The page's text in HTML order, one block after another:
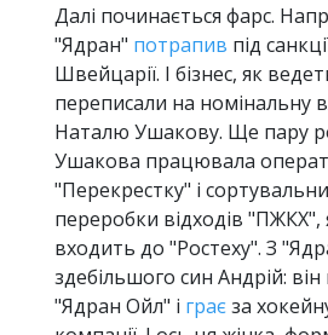
Далі починається фарс.
"Ядран" потрапив під
Швейцарії. І бізнес, як
переписали на номінальну
Наталю Ушакову. Ще пару
Ушакова працювала
"Перекрестку" і
переробки відходів "ПЖКХ",
входить до "Ростеху". З
здебільшого син Андрій:
"Ядран Ойл" і граєза